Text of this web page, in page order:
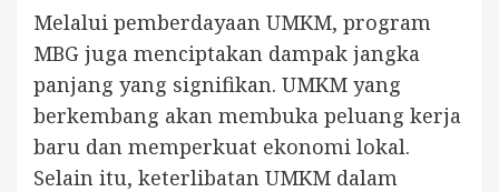
Melalui pemberdayaan UMKM, program
MBG juga menciptakan dampak jangka
panjang yang signifikan. UMKM yang
berkembang akan membuka peluang kerja
baru dan memperkuat ekonomi lokal.
Selain itu, keterlibatan UMKM dalam